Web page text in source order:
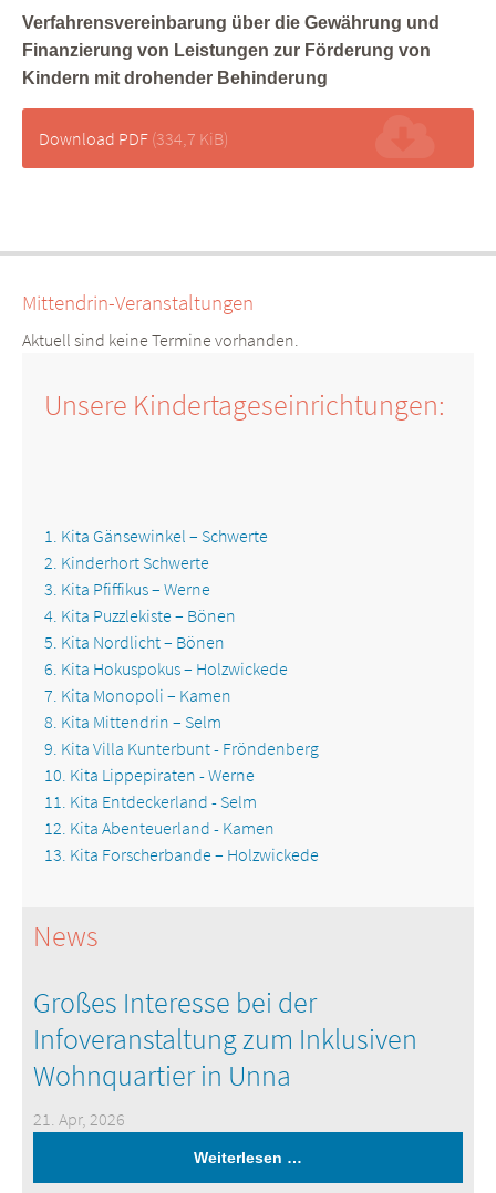
Verfahrensvereinbarung über die Gewährung und
Finanzierung von Leistungen zur Förderung von
Kindern mit drohender Behinderung
Download PDF (334,7 KiB)
Mittendrin-Veranstaltungen
Aktuell sind keine Termine vorhanden.
Unsere Kindertageseinrichtungen:
1. Kita Gänsewinkel – Schwerte
2. Kinderhort Schwerte
3. Kita Pfiffikus – Werne
4. Kita Puzzlekiste – Bönen
5. Kita Nordlicht – Bönen
6. Kita Hokuspokus – Holzwickede
7. Kita Monopoli – Kamen
8. Kita Mittendrin – Selm
9. Kita Villa Kunterbunt - Fröndenberg
10. Kita Lippepiraten - Werne
11. Kita Entdeckerland - Selm
12. Kita Abenteuerland - Kamen
13. Kita Forscherbande – Holzwickede
News
Großes Interesse bei der
Infoveranstaltung zum Inklusiven
Wohnquartier in Unna
21. Apr, 2026
Weiterlesen …